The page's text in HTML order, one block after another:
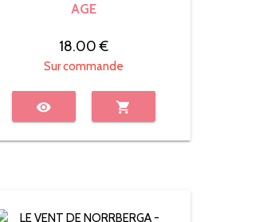
AGE
18.00 €
Sur commande
visibility shopping_cart